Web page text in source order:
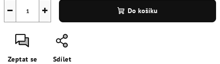
+
− Do košíku
Zeptat se Sdílet